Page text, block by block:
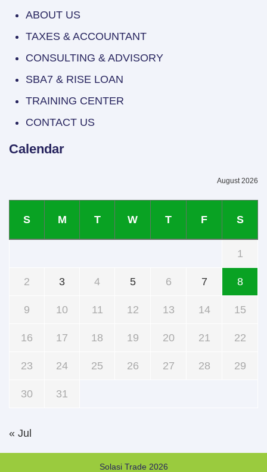
ABOUT US
TAXES & ACCOUNTANT
CONSULTING & ADVISORY
SBA7 & RISE LOAN
TRAINING CENTER
CONTACT US
Calendar
August 2026
S M T W T F S
1
2 3 4 5 6 7 8
9 10 11 12 13 14 15
16 17 18 19 20 21 22
23 24 25 26 27 28 29
30 31
« Jul
Solasi Trade 2026